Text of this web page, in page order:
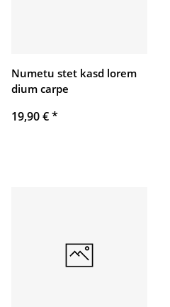
Numetu stet kasd lorem
dium carpe
19,90 €*